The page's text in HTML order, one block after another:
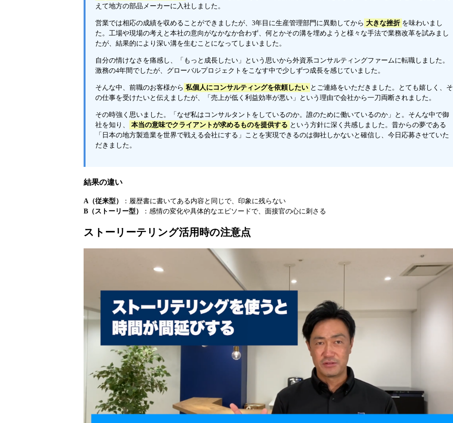
えて地方の部品メーカーに入社しました。
営業では相応の成績を収めることができましたが、3年目に生産管理部門に異動してから 大きな挫折 を味わいまし
た。工場や現場の考えと本社の意向がなかなか合わず、何とかその溝を埋めようと様々な手法で業務改革を試みまし
たが、結果的により深い溝を生むことになってしまいました。
自分の情けなさを痛感し、「もっと成長したい」という思いから外資系コンサルティングファームに転職しました。
激務の4年間でしたが、グローバルプロジェクトをこなす中で少しずつ成長を感じていました。
そんな中、前職のお客様から 私個人にコンサルティングを依頼したい とご連絡をいただきました。とても嬉しく、そ
の仕事を受けたいと伝えましたが、「売上が低く利益効率が悪い」という理由で会社から一刀両断されました。
その時強く思いました。「なぜ私はコンサルタントをしているのか。誰のために働いているのか」と。そんな中で御
社を知り、
本当の意味でクライアントが求めるものを提供する という方針に深く共感しました。昔からの夢である
「日本の地方製造業を世界で戦える会社にする」ことを実現できるのは御社しかないと確信し、今日応募させていた
だきました。
結果の違い
A（従来型）
：履歴書に書いてある内容と同じで、印象に残らない
B（ストーリー型）
：感情の変化や具体的なエピソードで、面接官の心に刺さる
ストーリーテリング活用時の注意点